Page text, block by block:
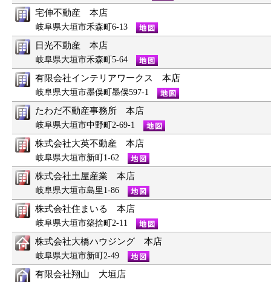
宅伸不動産 本店
岐阜県大垣市禾森町6-13
日光不動産 本店
岐阜県大垣市禾森町5-64
有限会社インテリアワークス 本店
岐阜県大垣市墨俣町墨俣597-1
たわだ不動産事務所 本店
岐阜県大垣市中野町2-69-1
株式会社大英不動産 本店
岐阜県大垣市新町1-62
株式会社土屋産業 本店
岐阜県大垣市島里1-86
株式会社住まいる 本店
岐阜県大垣市築捨町2-11
株式会社大橋ハウジング 本店
岐阜県大垣市新町2-49
有限会社翔山 大垣店